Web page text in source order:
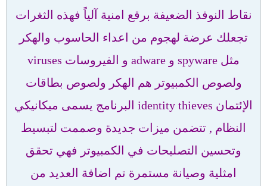
نقاط النوفذ الضعيفة برقع امنية آلياً فهذه الثغرات
تجعلك عرضة لهجوم من اعداء الحاسوب والهكر
مثل spyware و adware و الفيروسات viruses
ولصوص الكمبيوتر هم الهكر ولصوص بطاقات
الإئتمان identity thieves البرنامج يسمى ميكانيكي
النظام , تتضمن ميزات جديدة وصممت لتبسيط
وتحسين التصليحات في الكمبيوتر فهي تحقق
امثلية وصيانة مستمرة تم اضافة العديد من